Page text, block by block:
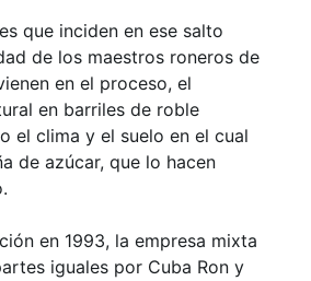
que inciden en ese salto
de los maestros roneros de
en el proceso, el
en barriles de roble
el clima y el suelo en el cual
de azúcar, que lo hacen
en 1993, la empresa mixta
iguales por Cuba Ron y